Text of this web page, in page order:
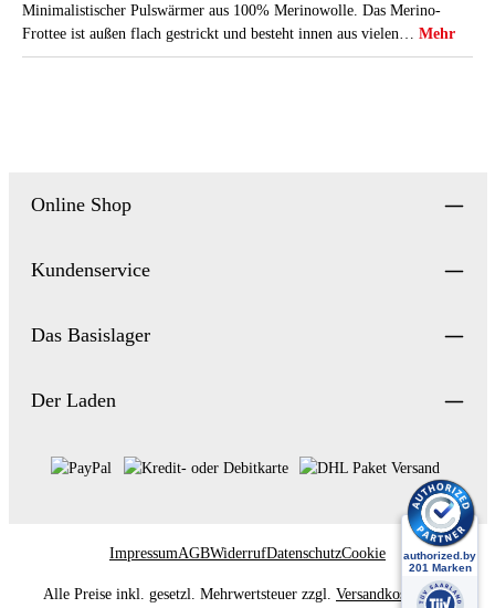
Minimalistischer Pulswärmer aus 100% Merinowolle. Das Merino-
Frottee ist außen flach gestrickt und besteht innen aus vielen… Mehr
Online Shop
Kundenservice
Das Basislager
Der Laden
ImpressumAGBWiderrufDatenschutzCookie
Alle Preise inkl. gesetzl. Mehrwertsteuer zzgl. Versandkostenund